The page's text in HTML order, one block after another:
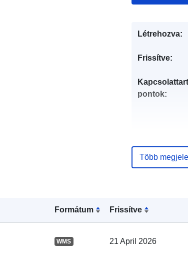
Formátum Frissítve
WMS 21 April 2026
Létrehozva:
Frissítve:
pontok:
Térbeli:
Több